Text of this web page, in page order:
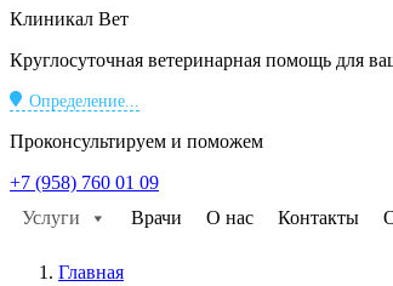
Клиникал Вет
Круглосуточная ветеринарная помощь для
Определение...
Проконсультируем и поможем
+7 (958) 760 01 09
Услуги
Врачи О нас Контакты
Главная